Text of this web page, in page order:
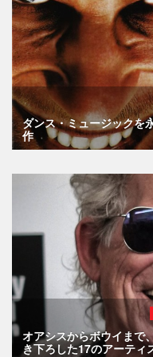
ダンス・ミュージックを
作
オアシスからボウイまで
き下ろした17のアーティ